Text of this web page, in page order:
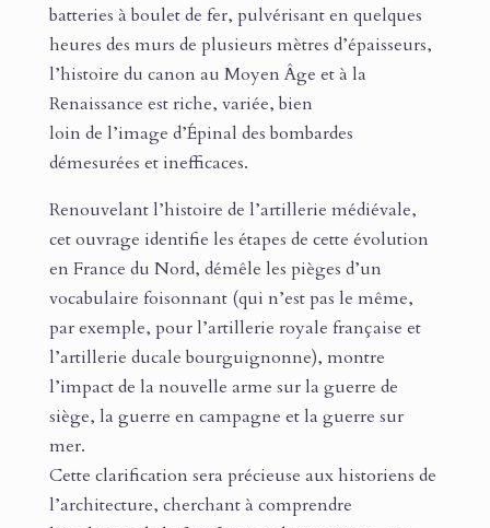
batteries à boulet de fer, pulvérisant en quelques
heures des murs de plusieurs mètres d’épaisseurs,
l’histoire du canon au Moyen Âge et à la
Renaissance est riche, variée, bien
loin de l’image d’Épinal des bombardes
démesurées et inefficaces.
Renouvelant l’histoire de l’artillerie médiévale,
cet ouvrage identifie les étapes de cette évolution
en France du Nord, démêle les pièges d’un
vocabulaire foisonnant (qui n’est pas le même,
par exemple, pour l’artillerie royale française et
l’artillerie ducale bourguignonne), montre
l’impact de la nouvelle arme sur la guerre de
siège, la guerre en campagne et la guerre sur
mer.
Cette clarification sera précieuse aux historiens de
l’architecture, cherchant à comprendre